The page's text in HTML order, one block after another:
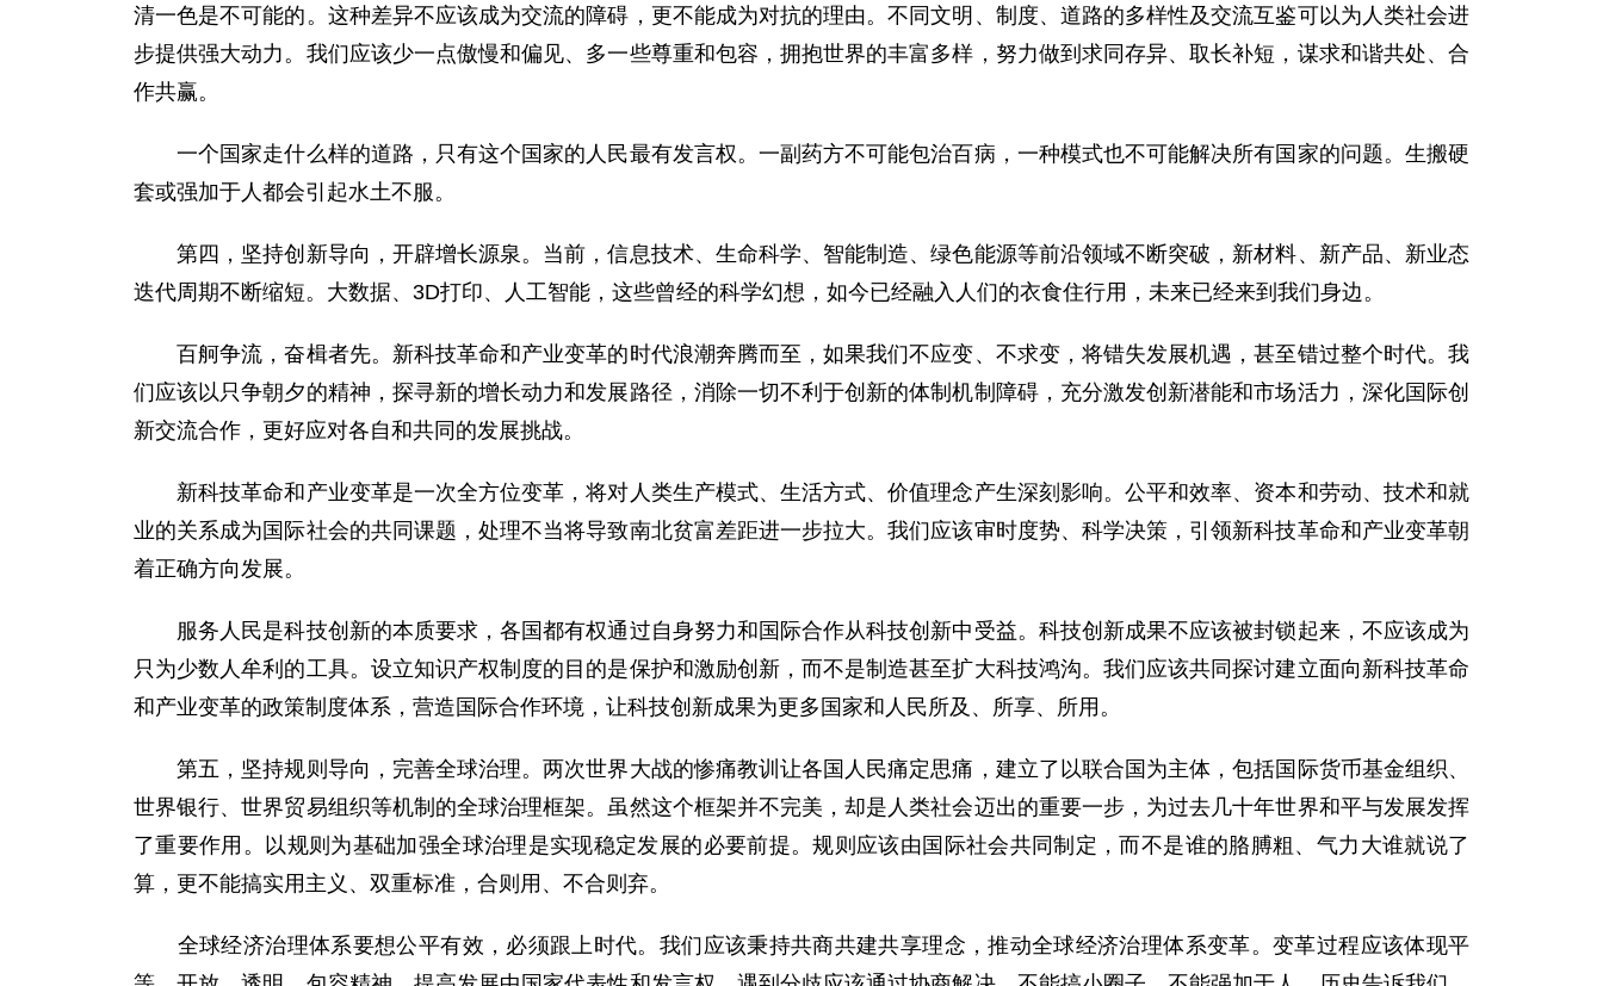
清一色是不可能的。这种差异不应该成为交流的障碍，更不能成为对抗的理由。不同文明、制度、道路的多样性及交流互鉴可以为人类社会进
步提供强大动力。我们应该少一点傲慢和偏见、多一些尊重和包容，拥抱世界的丰富多样，努力做到求同存异、取长补短，谋求和谐共处、合
作共赢。
一个国家走什么样的道路，只有这个国家的人民最有发言权。一副药方不可能包治百病，一种模式也不可能解决所有国家的问题。生搬硬
套或强加于人都会引起水土不服。
第四，坚持创新导向，开辟增长源泉。当前，信息技术、生命科学、智能制造、绿色能源等前沿领域不断突破，新材料、新产品、新业态
迭代周期不断缩短。大数据、3D打印、人工智能，这些曾经的科学幻想，如今已经融入人们的衣食住行用，未来已经来到我们身边。
百舸争流，奋楫者先。新科技革命和产业变革的时代浪潮奔腾而至，如果我们不应变、不求变，将错失发展机遇，甚至错过整个时代。我
们应该以只争朝夕的精神，探寻新的增长动力和发展路径，消除一切不利于创新的体制机制障碍，充分激发创新潜能和市场活力，深化国际创
新交流合作，更好应对各自和共同的发展挑战。
新科技革命和产业变革是一次全方位变革，将对人类生产模式、生活方式、价值理念产生深刻影响。公平和效率、资本和劳动、技术和就
业的关系成为国际社会的共同课题，处理不当将导致南北贫富差距进一步拉大。我们应该审时度势、科学决策，引领新科技革命和产业变革朝
着正确方向发展。
服务人民是科技创新的本质要求，各国都有权通过自身努力和国际合作从科技创新中受益。科技创新成果不应该被封锁起来，不应该成为
只为少数人牟利的工具。设立知识产权制度的目的是保护和激励创新，而不是制造甚至扩大科技鸿沟。我们应该共同探讨建立面向新科技革命
和产业变革的政策制度体系，营造国际合作环境，让科技创新成果为更多国家和人民所及、所享、所用。
第五，坚持规则导向，完善全球治理。两次世界大战的惨痛教训让各国人民痛定思痛，建立了以联合国为主体，包括国际货币基金组织、
世界银行、世界贸易组织等机制的全球治理框架。虽然这个框架并不完美，却是人类社会迈出的重要一步，为过去几十年世界和平与发展发挥
了重要作用。以规则为基础加强全球治理是实现稳定发展的必要前提。规则应该由国际社会共同制定，而不是谁的胳膊粗、气力大谁就说了
算，更不能搞实用主义、双重标准，合则用、不合则弃。
全球经济治理体系要想公平有效，必须跟上时代。我们应该秉持共商共建共享理念，推动全球经济治理体系变革。变革过程应该体现平